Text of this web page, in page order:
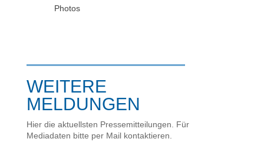
Photos
WEITERE
MELDUNGEN
Hier die aktuellsten Pressemitteilungen. Für
Mediadaten bitte per Mail kontaktieren.